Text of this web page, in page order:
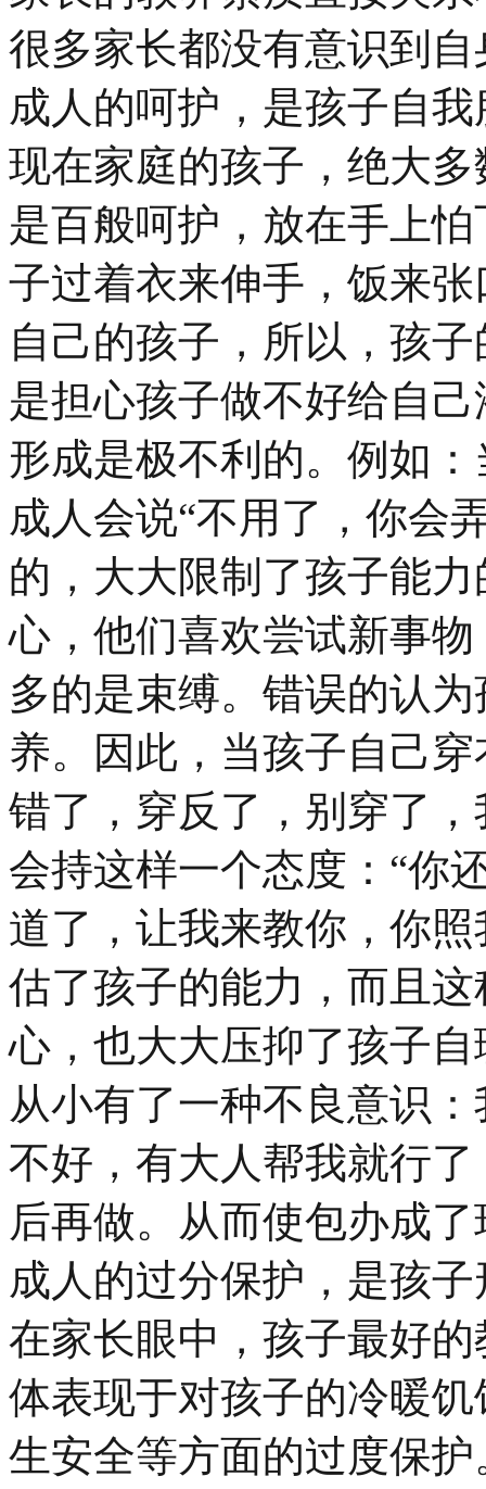
很多家长都没有意识到
成人的呵护，是孩子自
现在家庭的孩子，绝大
是百般呵护，放在手上
子过着衣来伸手，饭来
自己的孩子，所以，孩
是担心孩子做不好给自
形成是极不利的。例如
成人会说“不用了，你会
的，大大限制了孩子能
心，他们喜欢尝试新事
多的是束缚。错误的认
养。因此，当孩子自己
错了，穿反了，别穿了
会持这样一个态度：“你
道了，让我来教你，你
估了孩子的能力，而且
心，也大大压抑了孩子
从小有了一种不良意识
不好，有大人帮我就行
后再做。从而使包办成
成人的过分保护，是孩
在家长眼中，孩子最好
体表现于对孩子的冷暖饥
生安全等方面的过度保